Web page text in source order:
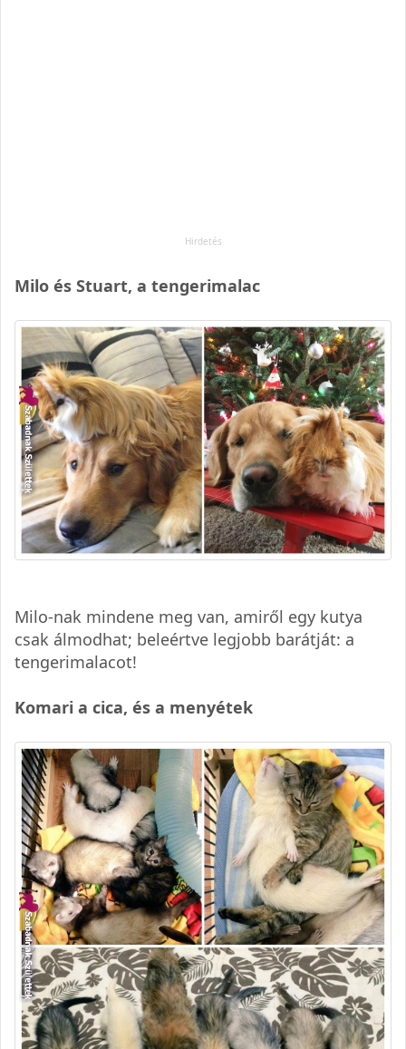
Milo és Stuart, a tengerimalac
Milo-nak mindene meg van, amiről egy kutya
csak álmodhat; beleértve legjobb barátját: a
tengerimalacot!
Komari a cica, és a menyétek